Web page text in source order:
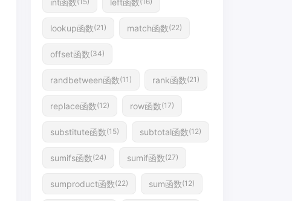
lookup函数(21) match函数(22)
offset函数(34)
randbetween函数(11) rank函数(21)
replace函数(12) row函数(17)
substitute函数(15) subtotal函数(12)
sumifs函数(24) sumif函数(27)
sumproduct函数(22) sum函数(12)